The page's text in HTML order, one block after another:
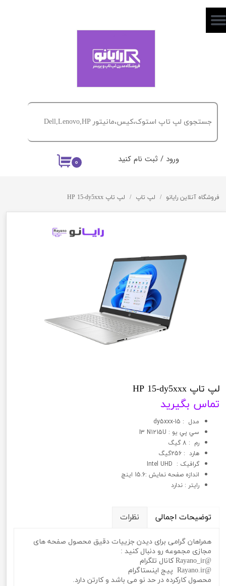
۰ ورود / ثبت نام کنید
حساب کاربری من
خروج از حساب کاربری
فروشگاه آنلاین رایانو لپ تاپ لپ تاپ HP 15-dy5xxx
لپ تاپ HP 15-dy5xxx
تماس بگیرید
مدل : 15-dy5xxx
سي پي يو : I3 N1215U
رم : 8 گیگ
هارد : 256گیگ
گرافيک : Intel UHD
اندازه صفحه نمایش :15.6 اینچ
رایتر : ندارد
توضیحات اجمالی نظرات
همراهان گرامی برای دیدن جزییات دقیق محصول صفحه های
مجازی مجموعه رو دنبال کنید :
@Rayano_ir کانال تلگرام
@Rayano.ir پیج اینستاگرام
محصول کارکرده در حد نو می باشد و کارتن دارد.